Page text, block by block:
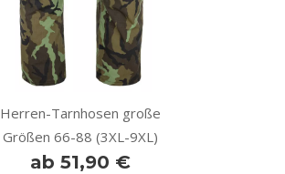
Herren-Tarnhosen große
Größen 66-88 (3XL-9XL)
ab 51,90 €